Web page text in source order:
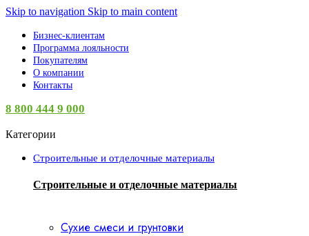
Skip to navigation Skip to main content
Бизнес-клиентам
Программа лояльности
Покупателям
О компании
Контакты
8 800 444 9 000
Категории
Строительные и отделочные материалы
Строительные и отделочные материалы
Сухие смеси и грунтовки